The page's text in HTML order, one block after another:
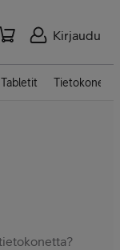
Kirjaudu
Tabletit Tietokoneet